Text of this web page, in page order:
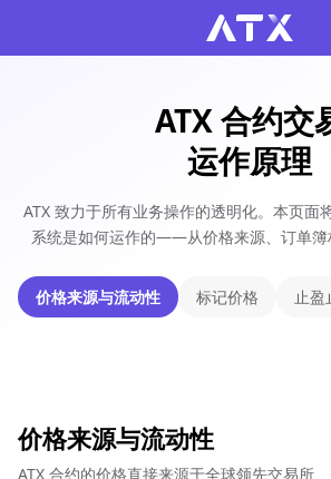
ATX 合约交
运作原理
ATX 致力于所有业务操作的透明化。本页面
系统是如何运作的——从价格来源、订单簿
价格来源与流动性 标记价格 止盈
价格来源与流动性
ATX 合约的价格直接来源于全球领先交易所